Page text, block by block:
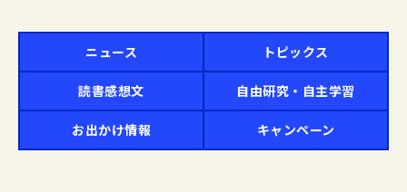
ニュース トピックス
読書感想文 自由研究・自主学習
お出かけ情報 キャンペーン